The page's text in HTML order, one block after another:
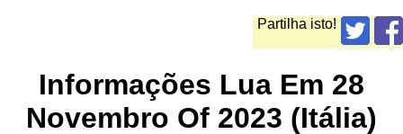
Partilha isto!
Informações Lua Em 28
Novembro Of 2023 (Itália)